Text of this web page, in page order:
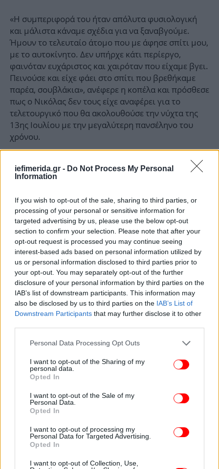
iefimerida.gr - Do Not Process My Personal
Information
If you wish to opt-out of the sale, sharing to third parties, or
processing of your personal or sensitive information for
targeted advertising by us, please use the below opt-out
section to confirm your selection. Please note that after your
opt-out request is processed you may continue seeing
interest-based ads based on personal information utilized by
us or personal information disclosed to third parties prior to
your opt-out. You may separately opt-out of the further
disclosure of your personal information by third parties on the
IAB’s list of downstream participants. This information may
also be disclosed by us to third parties on the IAB’s List of
Downstream Participants that may further disclose it to other
Please note that this website/app uses one or more Google
not limited to your visit or usage behaviour. You may click to
grant or deny consent to Google and its third-party tags to
use your data for below specified purposes in below Google
consent section.
Personal Data Processing Opt Outs
I want to opt-out of the Sharing of my
personal data.
Opted In
I want to opt-out of the Sale of my
Personal Data.
Opted In
I want to opt-out of processing my
Personal Data for Targeted Advertising.
Opted In
I want to opt-out of Collection, Use,
«Η συμπεριφορά του ήταν απόλυτα φυσιολογική
και μάλιστα κάναμε σχέδια για να ξαναβγούμε.
Ήμουν το τελευταίο άτομο που με άφησε σπίτι μου,
με το αυτοκίνητο. Δεν υπήρχε κάτι περίεργο,
φαινόταν ευχάριστος και χαιρόταν που είχαμε βγει.
Πεινούσε και είχε φάει στο σπίτι που βρεθήκαμε
παρέα, σουβλάκια», ανέφερε η κοπέλα και πρόσθεσε
πως ο Νικόλας δεν τους είχε αναφέρει για το
τελετουργικό που θα ακολουθούσε την νύχτα της
13ης Ιουλίου με την μεγαλύτερη πανσέληνο του
χρόνου.